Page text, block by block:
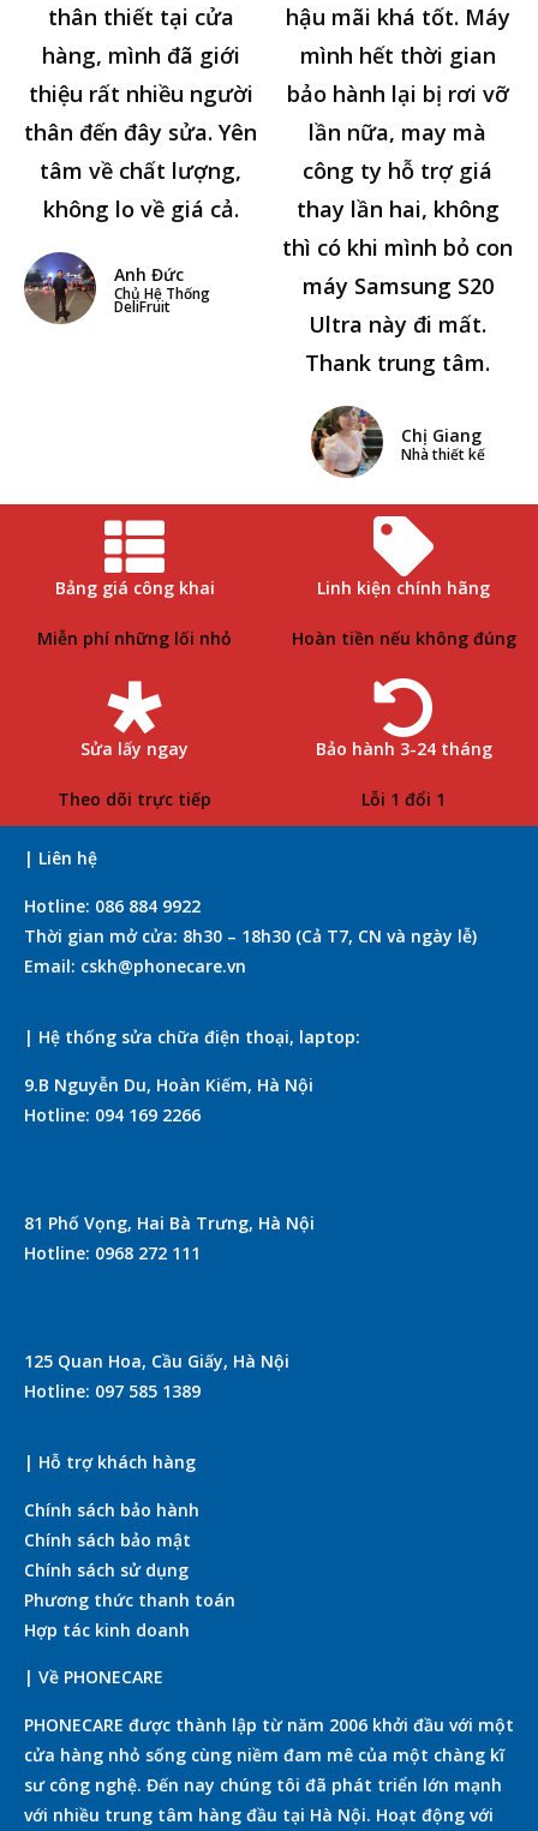
thân thiết tại cửa
hàng, mình đã giới
thiệu rất nhiều người
thân đến đây sửa. Yên
tâm về chất lượng,
không lo về giá cả.
Anh Đức
Chủ Hệ Thống
DeliFruit
hậu mãi khá tốt. Máy
mình hết thời gian
bảo hành lại bị rơi vỡ
lần nữa, may mà
công ty hỗ trợ giá
thay lần hai, không
thì có khi mình bỏ con
máy Samsung S20
Ultra này đi mất.
Thank trung tâm.
Chị Giang
Nhà thiết kế
Bảng giá công khai
Miễn phí những lối nhỏ
Linh kiện chính hãng
Hoàn tiền nếu không đúng
Sửa lấy ngay
Theo dõi trực tiếp
Bảo hành 3-24 tháng
Lỗi 1 đổi 1
| Liên hệ
Hotline: 086 884 9922
Thời gian mở cửa: 8h30 – 18h30 (Cả T7, CN và ngày lễ)
Email: cskh@phonecare.vn
| Hệ thống sửa chữa điện thoại, laptop:
9.B Nguyễn Du, Hoàn Kiếm, Hà Nội
Hotline: 094 169 2266
81 Phố Vọng, Hai Bà Trưng, Hà Nội
Hotline: 0968 272 111
125 Quan Hoa, Cầu Giấy, Hà Nội
Hotline: 097 585 1389
| Hỗ trợ khách hàng
Chính sách bảo hành
Chính sách bảo mật
Chính sách sử dụng
Phương thức thanh toán
Hợp tác kinh doanh
| Về PHONECARE
PHONECARE được thành lập từ năm 2006 khởi đầu với một
cửa hàng nhỏ sống cùng niềm đam mê của một chàng kĩ
sư công nghệ. Đến nay chúng tôi đã phát triển lớn mạnh
với nhiều trung tâm hàng đầu tại Hà Nội. Hoạt động với